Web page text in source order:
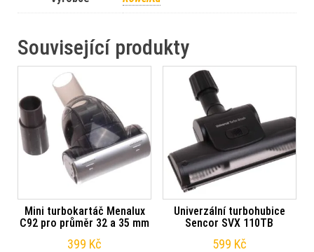
Související produkty
Mini turbokartáč Menalux
C92 pro průměr 32 a 35 mm
399 Kč
Univerzální turbohubice
Sencor SVX 110TB
599 Kč